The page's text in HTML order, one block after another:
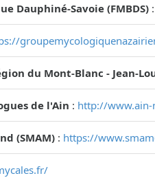
Dauphiné-Savoie (FMBDS) :
du Mont-Blanc - Jean-
de l'Ain : http://
(SMAM) : https://